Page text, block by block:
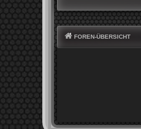
FOREN-ÜBERSICHT